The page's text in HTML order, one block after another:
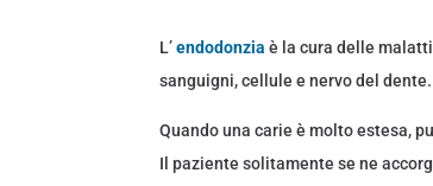
L’endodonzia è la cura delle
sanguigni, cellule e nervo del dente.
Quando una carie è molto estesa,
Il paziente solitamente se ne